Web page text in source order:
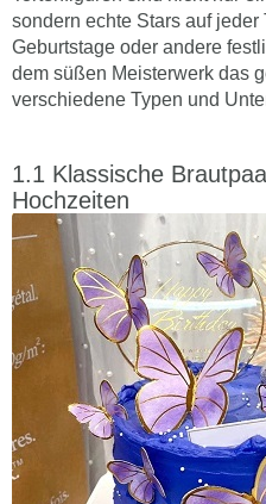
sondern echte Stars auf jeder
Geburtstage oder andere
dem süßen Meisterwerk das
verschiedene Typen und
Klassische
Hochzeiten